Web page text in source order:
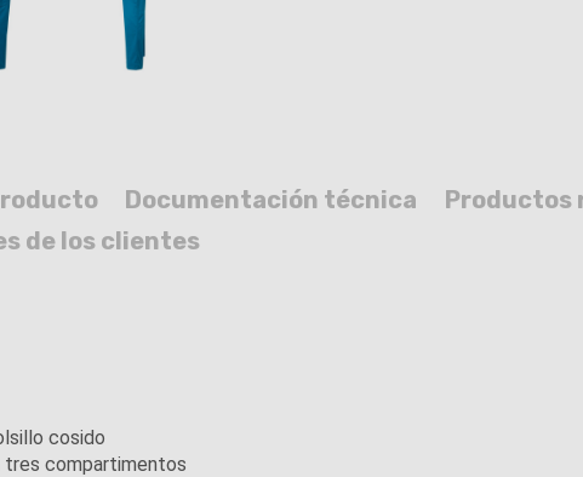
Documentación técnica Productos
de los clientes
cosido
tres compartimentos